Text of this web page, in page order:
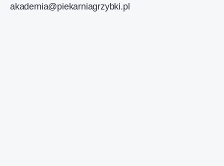
akademia@piekarniagrzybki.pl